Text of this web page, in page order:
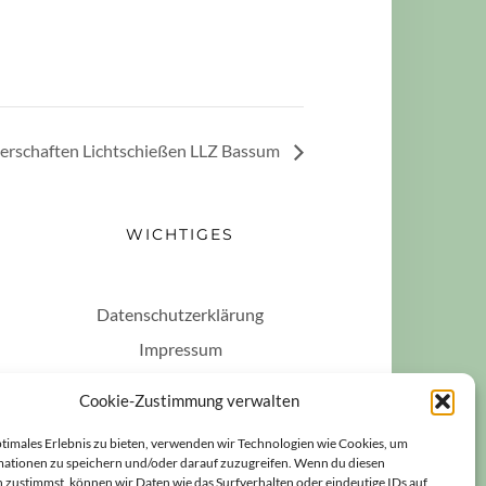
Cookie-Zustimmung verwalten
Erlebnis zu bieten, verwenden wir Technologien wie Cookies, um
zu speichern und/oder darauf zuzugreifen. Wenn du diesen
zustimmst, können wir Daten wie das Surfverhalten oder eindeutige IDs auf
Lichtschießen LLZ Bassum
WICHTIGES
Datenschutzerklärung
Impressum